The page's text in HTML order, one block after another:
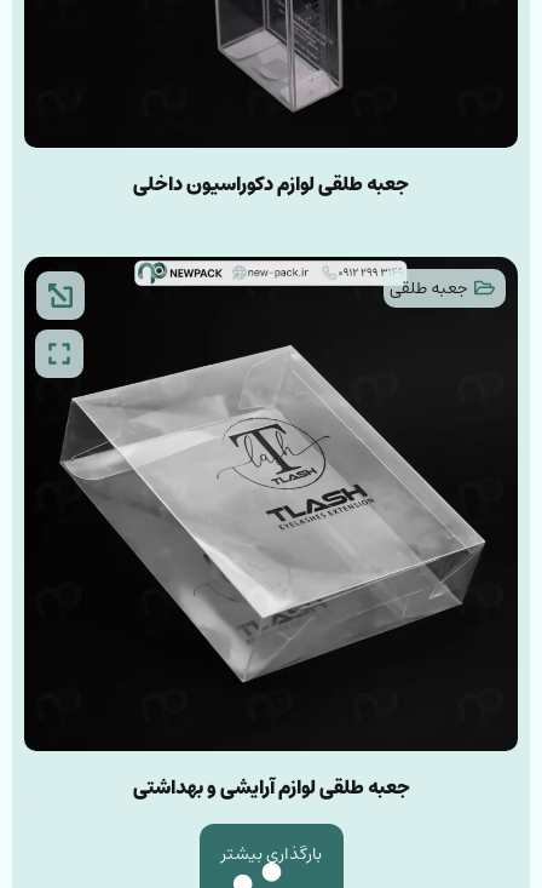
جعبه طلقی لوازم دکوراسیون داخلی
جعبه طلقی
جعبه طلقی لوازم آرایشی و بهداشتی
بارگذاری بیشتر